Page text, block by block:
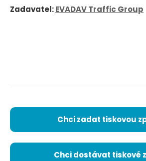
Zadavatel:EVADAV Traffic Group
Chci zadat tiskovou
Chci dostávat tiskové